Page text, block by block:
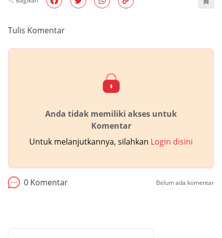
Tulis Komentar
Anda tidak memiliki akses untuk
Komentar
Untuk melanjutkannya, silahkan Login disini
0 Komentar Belum ada komentar